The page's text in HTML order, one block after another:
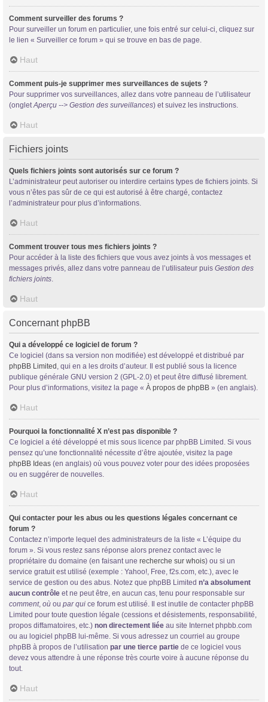
Comment surveiller des forums ?
Pour surveiller un forum en particulier, une fois entré sur celui-ci, cliquez sur
le lien « Surveiller ce forum » qui se trouve en bas de page.
Haut
Comment puis-je supprimer mes surveillances de sujets ?
Pour supprimer vos surveillances, allez dans votre panneau de l’utilisateur
(ongletAperçu --> Gestion des surveillances) et suivez les instructions.
Haut
Fichiers joints
Quels fichiers joints sont autorisés sur ce forum ?
L’administrateur peut autoriser ou interdire certains types de fichiers joints. Si
vous n’êtes pas sûr de ce qui est autorisé à être chargé, contactez
l’administrateur pour plus d’informations.
Haut
Comment trouver tous mes fichiers joints ?
Pour accéder à la liste des fichiers que vous avez joints à vos messages et
messages privés, allez dans votre panneau de l’utilisateur puis Gestion des
fichiers joints.
Haut
Concernant phpBB
Qui a développé ce logiciel de forum ?
Ce logiciel (dans sa version non modifiée) est développé et distribué par
phpBB Limited, qui en a les droits d’auteur. Il est publié sous la licence
publique générale GNU version 2 (GPL-2.0) et peut être diffusé librement.
Pour plus d’informations, visitez la page « À propos de phpBB » (en anglais).
Haut
Pourquoi la fonctionnalité X n’est pas disponible ?
Ce logiciel a été développé et mis sous licence par phpBB Limited. Si vous
pensez qu’une fonctionnalité nécessite d’être ajoutée, visitez la page
phpBB Ideas (en anglais) où vous pouvez voter pour des idées proposées
ou en suggérer de nouvelles.
Haut
Qui contacter pour les abus ou les questions légales concernant ce
forum ?
Contactez n’importe lequel des administrateurs de la liste « L’équipe du
forum ». Si vous restez sans réponse alors prenez contact avec le
propriétaire du domaine (en faisant une recherche sur whois) ou si un
service gratuit est utilisé (exemple : Yahoo!, Free, f2s.com, etc.), avec le
service de gestion ou des abus. Notez que phpBB Limited n’a absolument
aucun contrôle et ne peut être, en aucun cas, tenu pour responsable sur
comment, où ou par qui ce forum est utilisé. Il est inutile de contacter phpBB
Limited pour toute question légale (cessions et désistements, responsabilité,
propos diffamatoires, etc.) non directement liée au site Internet phpbb.com
ou au logiciel phpBB lui-même. Si vous adressez un courriel au groupe
phpBB à propos de l’utilisation par une tierce partie de ce logiciel vous
devez vous attendre à une réponse très courte voire à aucune réponse du
tout.
Haut